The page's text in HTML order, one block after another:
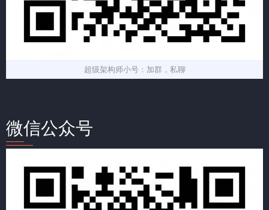
超级架构师小号：加群，私聊
微信公众号